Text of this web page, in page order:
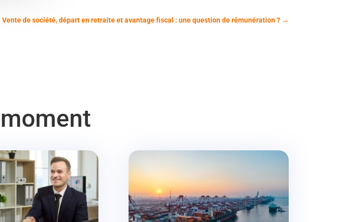
Vente de société, départ en retraite et avantage fiscal : une question de rémunération ?→